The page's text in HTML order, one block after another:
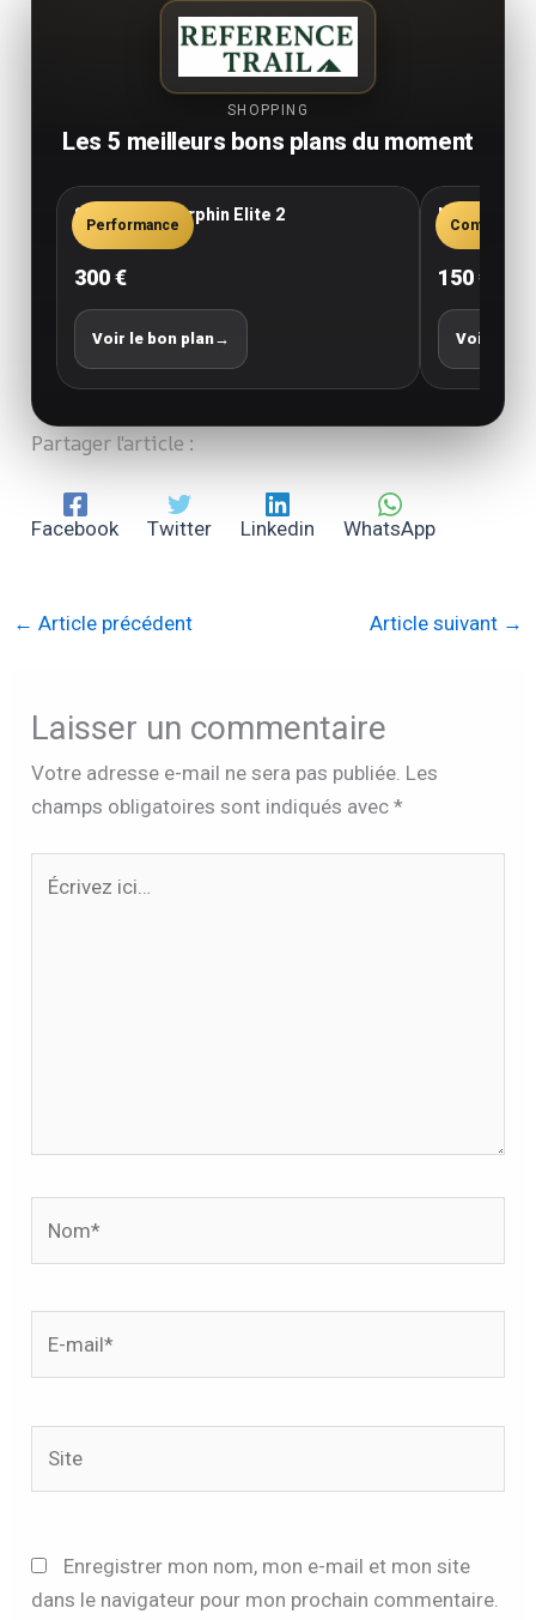
SHOPPING
Les 5 meilleurs bons plans du moment
Performance
Saucony Endorphin Elite 2
300 €
Voir le bon plan→
Confort
New
150 €
Voir le
Partager l'article :
Facebook Twitter Linkedin WhatsApp
← Article précédent Article suivant →
Laisser un commentaire
Votre adresse e-mail ne sera pas publiée. Les
champs obligatoires sont indiqués avec*
Enregistrer mon nom, mon e-mail et mon site
dans le navigateur pour mon prochain commentaire.